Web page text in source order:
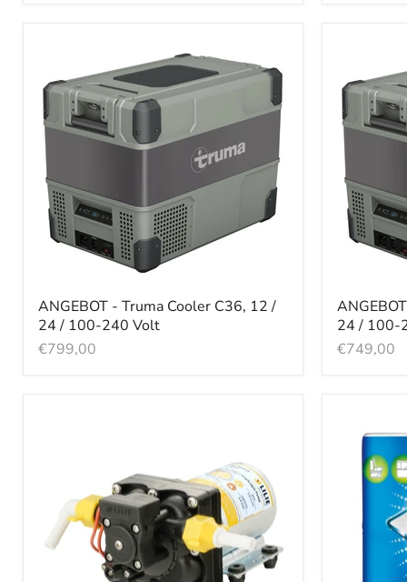
ANGEBOT - Truma Cooler C36, 12 /
24 / 100-240 Volt
€799,00
24 / 100-
€749,00